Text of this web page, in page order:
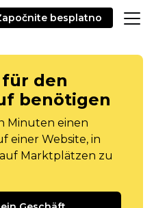
besplatno
für den
benötigen
Minuten einen
einer Website, in
Marktplätzen zu